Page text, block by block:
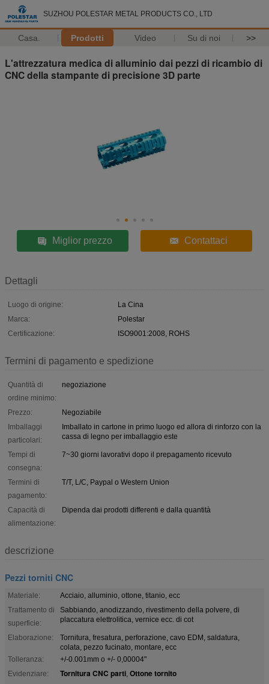
SUZHOU POLESTAR METAL PRODUCTS CO., LTD
Casa. Prodotti Video Su di noi >>
L'attrezzatura medica di alluminio dai pezzi di ricambio di
CNC della stampante di precisione 3D parte
Miglior prezzo Contattaci
Dettagli
Luogo di origine:
La Cina
Marca:
Polestar
Certificazione:
ISO9001:2008, ROHS
Termini di pagamento e spedizione
Quantità di
ordine minimo:
negoziazione
Prezzo:
Negoziabile
Imballaggi
particolari:
Imballato in cartone in primo luogo ed allora di rinforzo con la
cassa di legno per imballaggio este
Tempi di
consegna:
7~30 giorni lavorativi dopo il prepagamento ricevuto
Termini di
pagamento:
T/T, L/C, Paypal o Western Union
Capacità di
alimentazione:
Dipenda dai prodotti differenti e dalla quantità
descrizione
Pezzi torniti CNC
Materiale:
Acciaio, alluminio, ottone, titanio, ecc
Trattamento di
superficie:
Sabbiando, anodizzando, rivestimento della polvere, di
placcatura elettrolitica, vernice ecc. di cot
Elaborazione:
Tornitura, fresatura, perforazione, cavo EDM, saldatura,
colata, pezzo fucinato, montare, ecc
Tolleranza:
+/-0.001mm o +/- 0,00004"
Evidenziare:
Tornitura CNC parti, Ottone tornito